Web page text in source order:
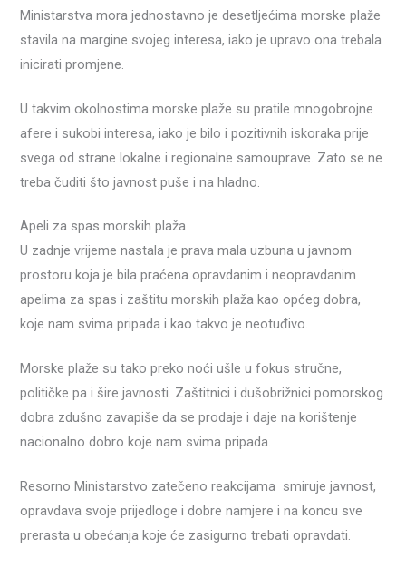
Ministarstva mora jednostavno je desetljećima morske plaže
stavila na margine svojeg interesa, iako je upravo ona trebala
inicirati promjene.
U takvim okolnostima morske plaže su pratile mnogobrojne
afere i sukobi interesa, iako je bilo i pozitivnih iskoraka prije
svega od strane lokalne i regionalne samouprave. Zato se ne
treba čuditi što javnost puše i na hladno.
Apeli za spas morskih plaža
U zadnje vrijeme nastala je prava mala uzbuna u javnom
prostoru koja je bila praćena opravdanim i neopravdanim
apelima za spas i zaštitu morskih plaža kao općeg dobra,
koje nam svima pripada i kao takvo je neotuđivo.
Morske plaže su tako preko noći ušle u fokus stručne,
političke pa i šire javnosti. Zaštitnici i dušobrižnici pomorskog
dobra zdušno zavapiše da se prodaje i daje na korištenje
nacionalno dobro koje nam svima pripada.
Resorno Ministarstvo zatečeno reakcijama smiruje javnost,
opravdava svoje prijedloge i dobre namjere i na koncu sve
prerasta u obećanja koje će zasigurno trebati opravdati.